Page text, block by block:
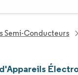
Semi-Conducteurs